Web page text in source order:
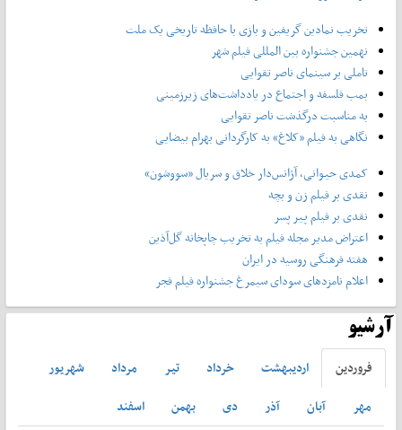
تخریب نمادین گریفین و بازی با حافظه تاریخی یک ملت
نهمین جشنواره بین المللی فیلم شهر
تاملی بر سینمای ناصر تقوایی
بمب فلسفه و اجتماع در یادداشت‌های زیرزمینی
به مناسبت درگذشت ناصر تقوایی
نگاهی به فیلم «کلاغ» به کارگردانی بهرام بیضایی
کمدی حیوانی، آژانس‌دار خلاق و سریال «سووشون»
نقدی بر فیلم زن و بچه
نقدی بر فیلم پیر پسر
اعتراض مدیر مجله فیلم به تخریب چاپخانه گل‌آذین
هفته فرهنگی روسیه در ایران
اعلام نامزدهای سودای سیمرغ جشنواره فیلم فجر
آرشیو
فروردين ارديبهشت خرداد تير مرداد
شهريور
مهر
آبان آذر دی بهمن
اسفند